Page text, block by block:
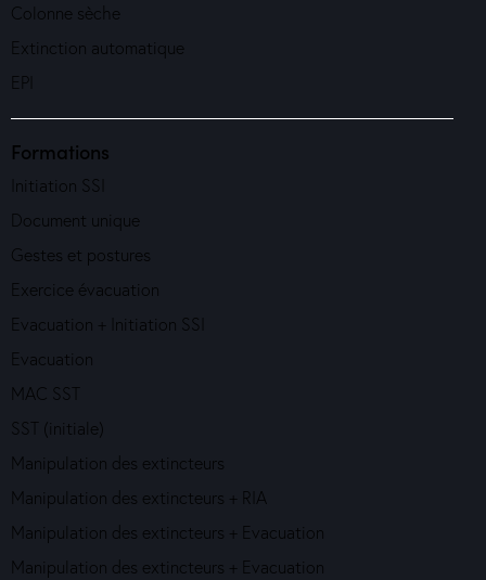
Colonne sèche
Extinction automatique
EPI
Formations
Initiation SSI
Document unique
Gestes et postures
Exercice évacuation
Evacuation + Initiation SSI
Evacuation
MAC SST
SST (initiale)
Manipulation des extincteurs
Manipulation des extincteurs + RIA
Manipulation des extincteurs + Evacuation
Manipulation des extincteurs + Evacuation